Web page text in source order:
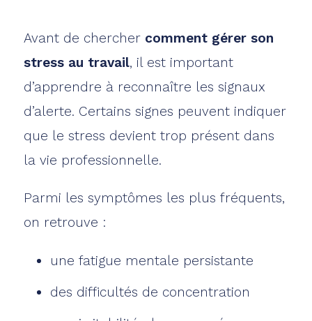
Avant de chercher comment gérer son
stress au travail, il est important
d’apprendre à reconnaître les signaux
d’alerte. Certains signes peuvent indiquer
que le stress devient trop présent dans
la vie professionnelle.
Parmi les symptômes les plus fréquents,
on retrouve :
une fatigue mentale persistante
des difficultés de concentration